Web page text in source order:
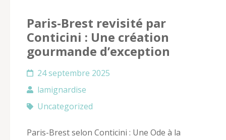
Paris-Brest revisité par
Conticini : Une création
gourmande d’exception
24 septembre 2025
lamignardise
Uncategorized
Paris-Brest selon Conticini : Une Ode à la